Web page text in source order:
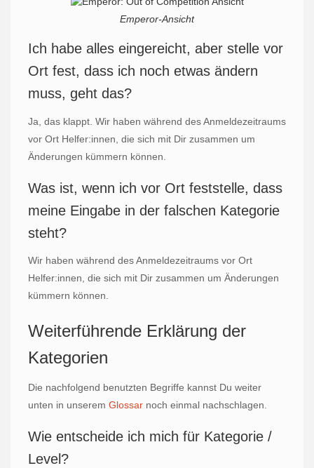
Emperor-Ansicht
Ich habe alles eingereicht, aber stelle vor
Ort fest, dass ich noch etwas ändern
muss, geht das?
Ja, das klappt. Wir haben während des Anmeldezeitraums
vor Ort Helfer:innen, die sich mit Dir zusammen um
Änderungen kümmern können.
Was ist, wenn ich vor Ort feststelle, dass
meine Eingabe in der falschen Kategorie
steht?
Wir haben während des Anmeldezeitraums vor Ort
Helfer:innen, die sich mit Dir zusammen um Änderungen
kümmern können.
Weiterführende Erklärung der
Kategorien
Die nachfolgend benutzten Begriffe kannst Du weiter
unten in unserem Glossar noch einmal nachschlagen.
Wie entscheide ich mich für Kategorie /
Level?